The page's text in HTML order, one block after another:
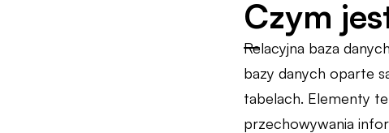
Czym
Relacyjna baza
bazy danych oparte
tabelach. Elementy
przechowywania